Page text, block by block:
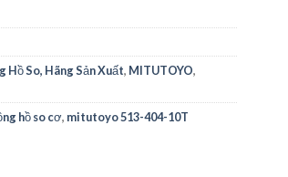
Hồ So, Hãng Sản Xuất, MITUTOYO,
hồ so cơ, mitutoyo 513-404-10T